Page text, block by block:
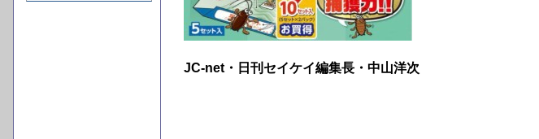
JC-net・日刊セイケイ編集長・中山洋次